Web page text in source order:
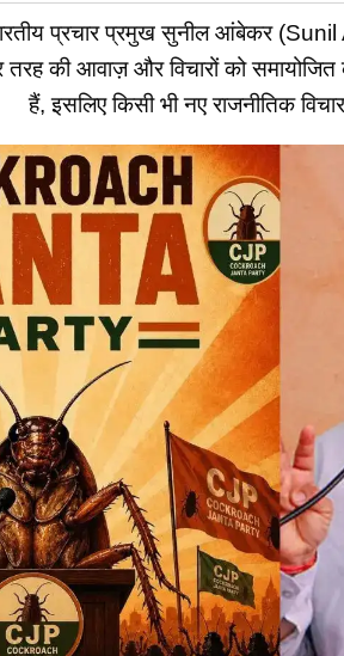
प्रचार प्रमुख सुनील आंबेकर (Sunil
की आवाज़ और विचारों को
हैं, इसलिए किसी भी नए राजनीतिक